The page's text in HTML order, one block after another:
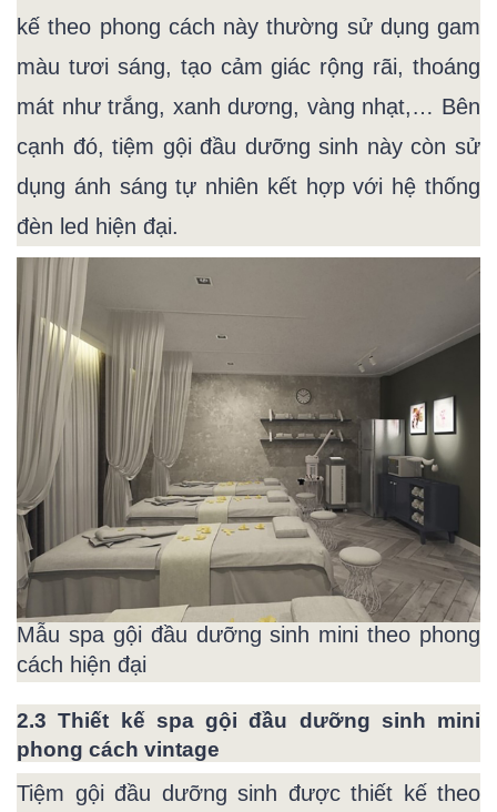
kế theo phong cách này thường sử dụng gam
màu tươi sáng, tạo cảm giác rộng rãi, thoáng
mát như trắng, xanh dương, vàng nhạt,… Bên
cạnh đó, tiệm gội đầu dưỡng sinh này còn sử
dụng ánh sáng tự nhiên kết hợp với hệ thống
đèn led hiện đại.
Mẫu spa gội đầu dưỡng sinh mini theo phong
cách hiện đại
2.3 Thiết kế spa gội đầu dưỡng sinh mini
phong cách vintage
Tiệm gội đầu dưỡng sinh được thiết kế theo